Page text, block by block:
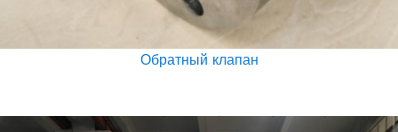
Обратный клапан